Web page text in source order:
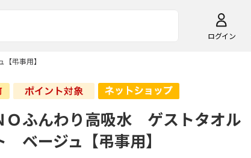
ログイン
弔事用】
Ｏふんわり高吸水 ゲストタオル
ベージュ【弔事用】